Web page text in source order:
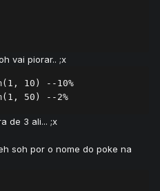
vai piorar.. ;x
10) --10%
de 3 ali... ;x
soh por o nome do poke na